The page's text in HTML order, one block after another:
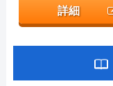
詳細